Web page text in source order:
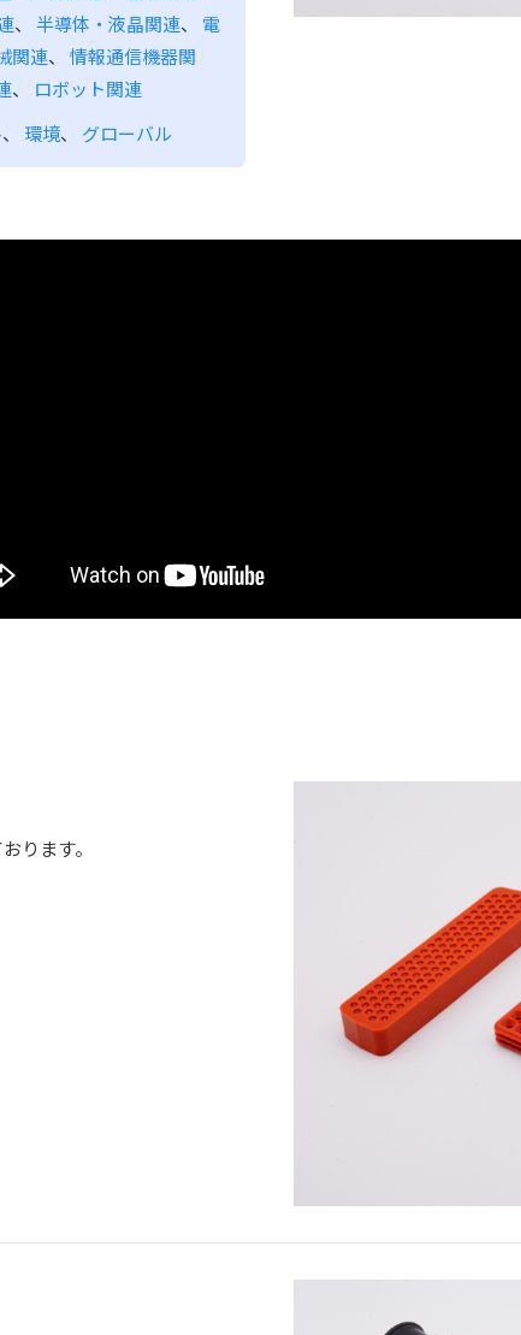
、 半導体・液晶関連、 電
関連、 情報通信機器関
、 ロボット関連
、 環境、 グローバル
ります。